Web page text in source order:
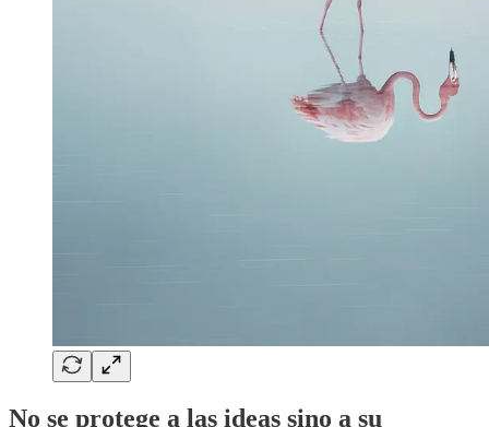
No se protege a las ideas sino a su